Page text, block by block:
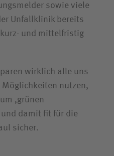
sowie viele
Unfallklinik bereits
und mittelfristig
wirklich alle uns
Möglichkeiten nutzen,
‚grünen
und damit fit für die
sicher.